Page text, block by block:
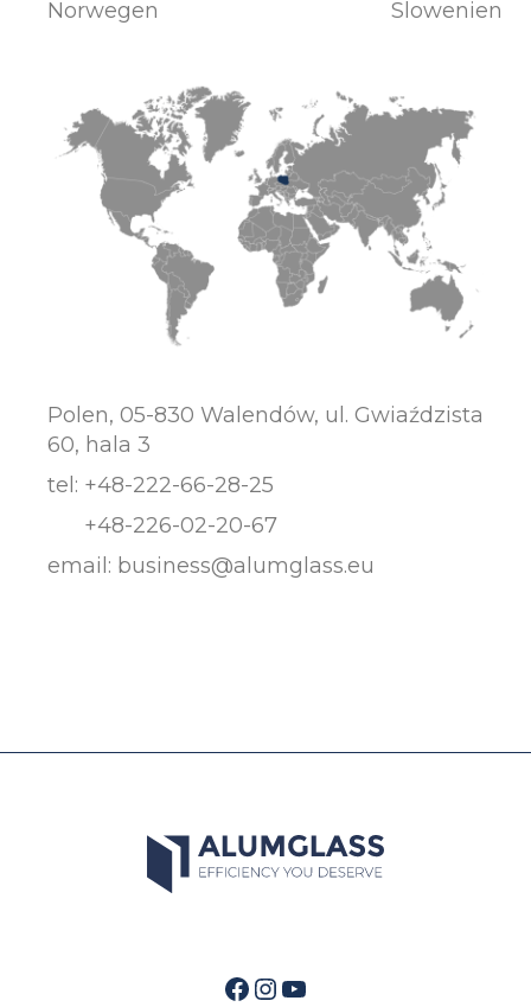
Norwegen
Slowenien
Polen, 05-830 Walendów, ul. Gwiaździsta
60, hala 3
tel: +48-222-66-28-25
+48-226-02-20-67
email: business@alumglass.eu
Facebook
Instagram
YouTube